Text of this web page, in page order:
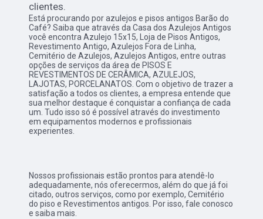
clientes.
Está procurando por azulejos e pisos antigos Barão do
Café? Saiba que através da Casa dos Azulejos Antigos
você encontra Azulejo 15x15, Loja de Pisos Antigos,
Revestimento Antigo, Azulejos Fora de Linha,
Cemitério de Azulejos, Azulejos Antigos, entre outras
opções de serviços da área de PISOS E
REVESTIMENTOS DE CERÂMICA, AZULEJOS,
LAJOTAS, PORCELANATOS. Com o objetivo de trazer a
satisfação a todos os clientes, a empresa entende que
sua melhor destaque é conquistar a confiança de cada
um. Tudo isso só é possível através do investimento
em equipamentos modernos e profissionais
experientes.
Nossos profissionais estão prontos para atendê-lo
adequadamente, nós oferecermos, além do que já foi
citado, outros serviços, como por exemplo, Cemitério
do piso e Revestimentos antigos. Por isso, fale conosco
e saiba mais.